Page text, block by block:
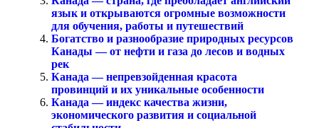
язык и открываются огромные возможности
для обучения, работы и путешествий
Богатство и разнообразие природных ресурсов
Канады — от нефти и газа до лесов и водных
рек
Канада — непревзойденная красота
провинций и их уникальные особенности
Канада — индекс качества жизни,
экономического развития и социальной